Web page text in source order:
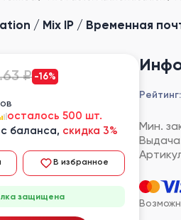
/ Mix IP / Временная
Рейтинг:
Мин.
₽ -16%
осталось 500 шт.
баланса, скидка 3%
В избранное
защищена